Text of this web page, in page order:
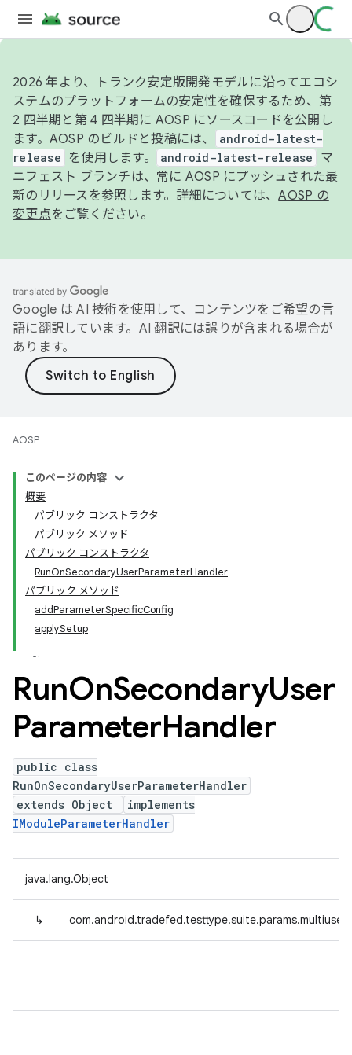
2026 年より、トランク安定版開発モデルに沿ってエコシ
ステムのプラットフォームの安定性を確保するため、第
2 四半期と第 4 四半期に AOSP にソースコードを公開し
ます。AOSP のビルドと投稿には、
android-latest-
release
を使用します。 android-latest-release
マ
ニフェスト ブランチは、常に AOSP にプッシュされた最
新のリリースを参照します。詳細については、AOSP の
変更点をご覧ください。
Google は AI 技術を使用して、コンテンツをご希望の言
語に翻訳しています。AI 翻訳には誤りが含まれる場合が
あります。
AOSP
このページの内容
概要
パブリック コンストラクタ
パブリック メソッド
パブリック コンストラクタ
RunOnSecondaryUserParameterHandler
パブリック メソッド
addParameterSpecificConfig
applySetup
RunOnSecondaryUser
ParameterHandler
public class
RunOnSecondaryUserParameterHandler
extends Object
implements
IModuleParameterHandler
java.lang.Object
↳